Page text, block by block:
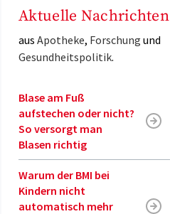
Aktuelle Nachrichten
aus Apotheke, Forschung und
Gesundheitspolitik.
Blase am Fuß
aufstechen oder nicht?
So versorgt man
Blasen richtig
Warum der BMI bei
Kindern nicht
automatisch mehr